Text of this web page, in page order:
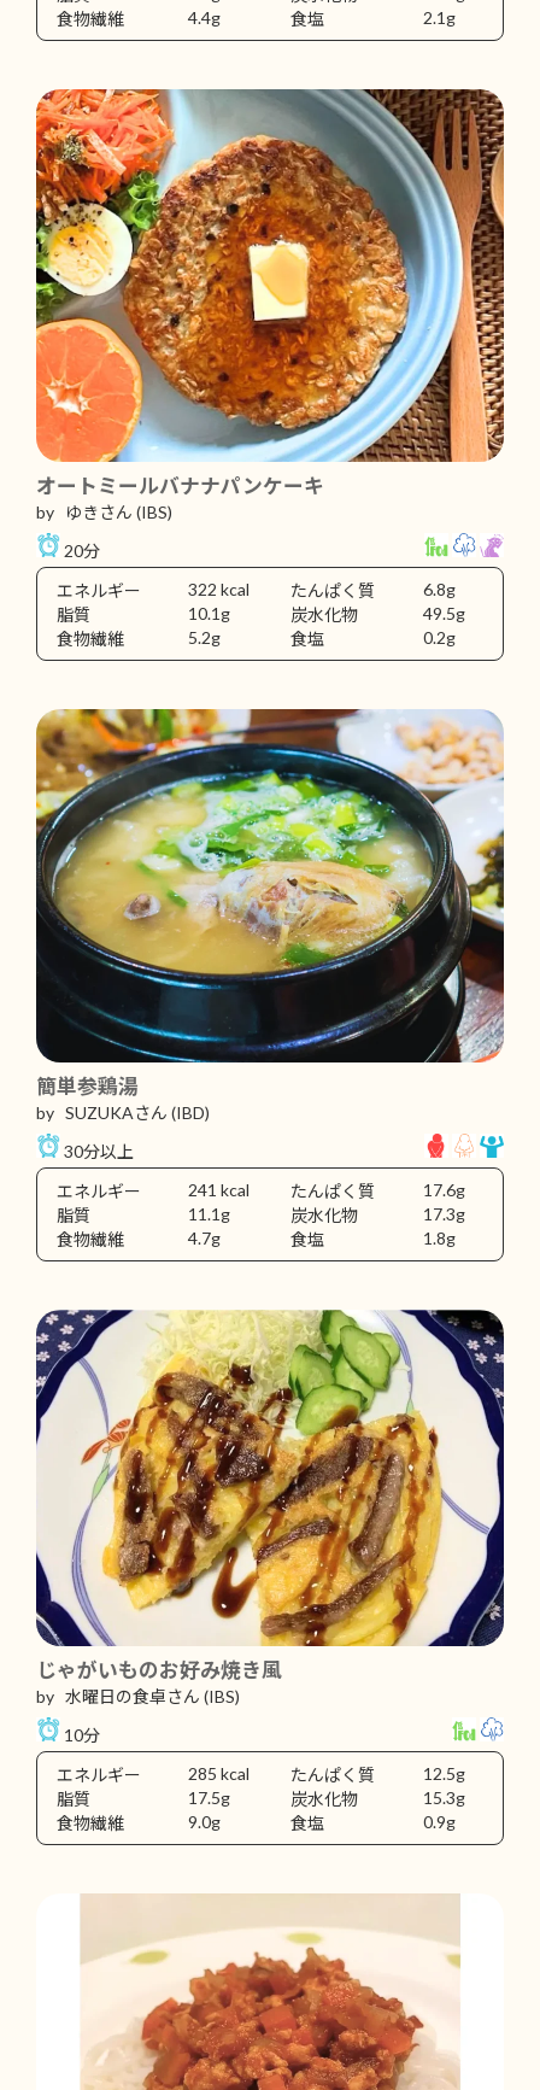
食物繊維
4.4g 食塩 2.1g
オートミールバナナパンケーキ
by ゆきさん (IBS)
20分
エネルギー
322 kcal たんぱく質
6.8g
脂質
10.1g 炭水化物
49.5g
食物繊維
5.2g 食塩 0.2g
簡単参鶏湯
by SUZUKAさん (IBD)
30分以上
エネルギー
241 kcal たんぱく質
17.6g
脂質
11.1g 炭水化物
17.3g
食物繊維
4.7g 食塩 1.8g
じゃがいものお好み焼き風
by 水曜日の食卓さん (IBS)
10分
エネルギー
285 kcal たんぱく質
12.5g
脂質
17.5g 炭水化物
15.3g
食物繊維
9.0g 食塩 0.9g